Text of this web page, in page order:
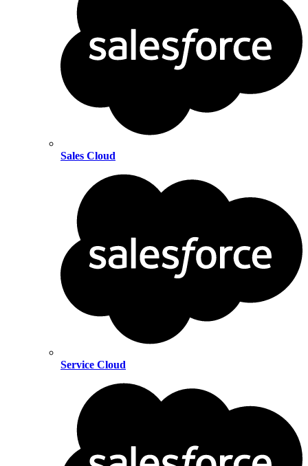
Sales Cloud
Service Cloud